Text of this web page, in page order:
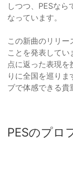
しつつ、PESなら
なっています。
この新曲のリリー
ことを発表して
点に返った表現
りに全国を巡りま
ブで体感できる貴
PESのプロ